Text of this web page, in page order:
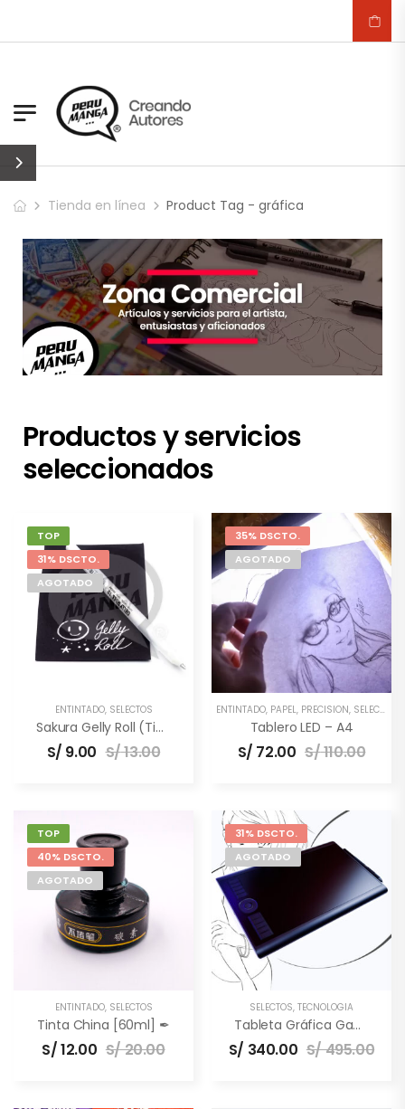
Tienda en línea Product Tag - gráfica
Productos y servicios
seleccionados
TOP
31% DSCTO.
AGOTADO
ENTINTADO, SELECTOS
Sakura Gelly Roll (Tinta Blanca)
S/ 9.00 S/13.00
35% DSCTO.
AGOTADO
ENTINTADO, PAPEL, PRECISIÓN, SELECTOS
Tablero LED – A4
S/ 72.00 S/110.00
TOP
40% DSCTO.
AGOTADO
ENTINTADO, SELECTOS
Tinta China [60ml] ✒
S/12.00 S/20.00
31% DSCTO.
AGOTADO
SELECTOS, TECNOLOGÍA
Tableta Gráfica Gaomon M10K PRO [10×6.5″] –
S/ 340.00 S/495.00